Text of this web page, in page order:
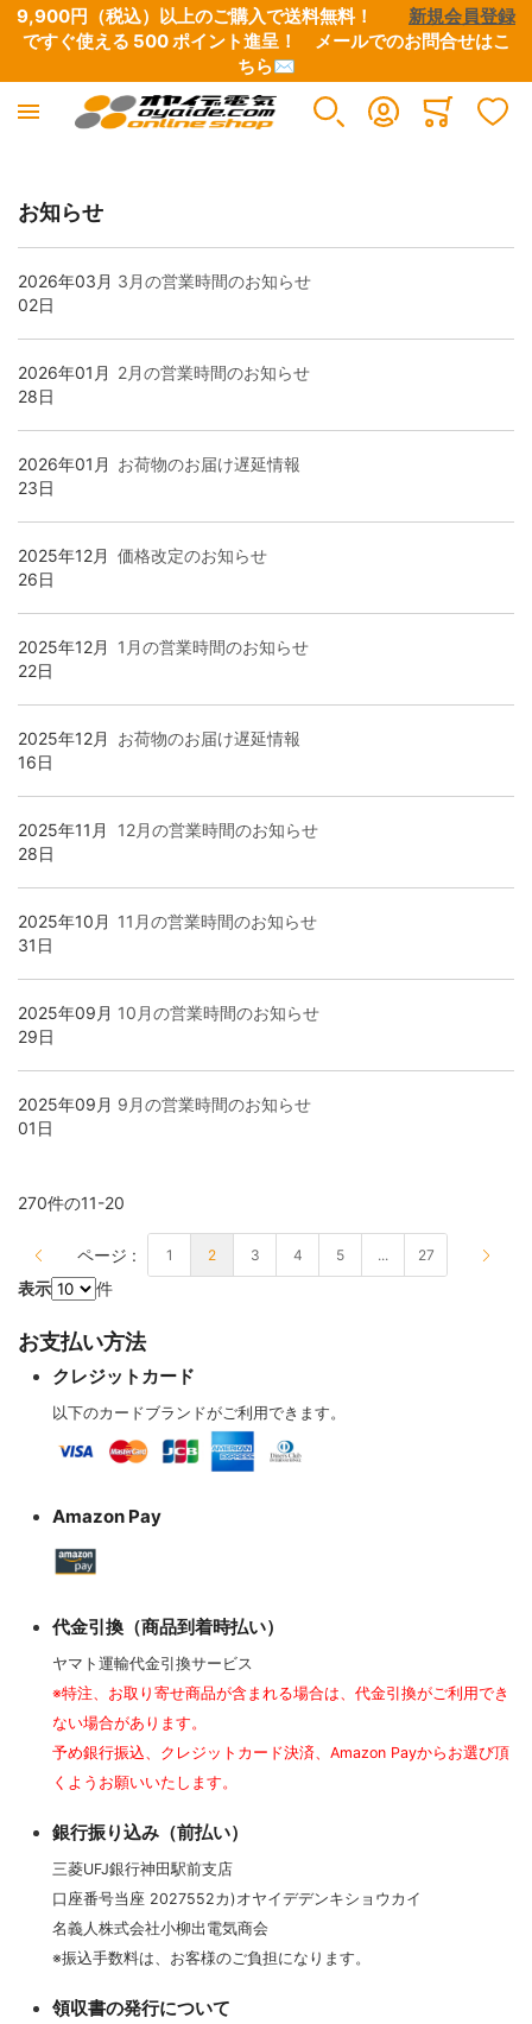
9,900円（税込）以上のご購入で送料無料！ 新規会員登録
ですぐ使える 500 ポイント進呈！ メールでのお問合せはこ
ちら✉
産業電線
電気・電子用 単芯電線
UL/CSA規格電線
キャブタイヤ・丸形・平行形ケーブル
シールド・ロボットケーブル
高周波同軸ケーブル・コネクター
消防・通信計装・電話・USB・ネットワークLAN
屋内配線・電力ケーブル
マグネットワイヤー
プラグ付きケーブル
その他特殊電線
電設資材
チューブ・スリーブ
テープ
シート・紐
スイッチ・電気設備
EMC・ノイズ対策製品
プラスチックボビン
ケミカル製品
電設資材 特価処分品
工具
ワイヤーストリッパー
ハサミ・ニッパー
ホットボンド・グルーガン
ヒートガン･シュリンク関連
テスター・その他工具
オヤイデ電気 直営店限定
店舗オリジナル電源タップ
店舗オリジナル電源ケーブル
店舗オリジナル配線材
自作セット商品
楽器用ケーブル・その他商品
アウトレット/特別商品
B級品・特価品
マグネットワイヤー余剰品
オーディオ / 映像
インターコネクトケーブル
スピーカーケーブル
映像ケーブル
グランドボックス（仮想アース装置）
アナログ･レコードアクセサリー
インシュレーター・スパイク・スタビライザー
シート・テープ
クリーナー・メンテナンス
はんだ・工具
イヤホン/ヘッドホン
自作用各種プラグ・コネクター
自作用切り売りケーブル・チューブ
アクセサリー
オヤイデ店舗限定オリジナルリケーブル
SONG'S-AUDIO
楽器 / レコーディング / DJ
電源・DCケーブル
電源ケーブル切り売り
DJ用ケーブル
DTM・レコーディング向け
インターコネクトケーブル(RCA)
インターコネクトケーブル(XLR)
インターコネクトケーブル（1/4インチフォーン）
デジタル＆クロックケーブル
はんだ
OYAIDE 製品
電源ケーブル切り売り
電源タップ（シャーシ、電源用アクセサリー）
壁コンセント/コンセントプレート
スピーカーケーブル
スピーカーケーブル切り売り
インターコネクトケーブル（RCA）
インターコネクトケーブル（XLR）
インターコネクトケーブル切り売り
アナログフォノケーブル
アナログアクセサリー
オーディオ機器配線
ヘッドホン・イヤホンリケーブル切り売り
ポータブルオーディオ用プラグ
オーディオ用プラグ（RCA/XLR/BNC/F）
スピーカー用プラグ（バナナ/Yラグ/ファストン)
インシュレータースパイク
NEO BY OYAIDE
楽器向けケーブル
DJ用ケーブル
インターコネクトケーブル（RCA）
インターコネクトケーブル（XLR）
インターコネクトケーブル（1/4インチフォーン）
切り売りケーブル
各種コネクター
ケーブルアクセサリー
お知らせ
2026年03月
02日
3月の営業時間のお知らせ
2026年01月
28日
2月の営業時間のお知らせ
2026年01月
23日
お荷物のお届け遅延情報
2025年12月
26日
価格改定のお知らせ
2025年12月
22日
1月の営業時間のお知らせ
2025年12月
16日
お荷物のお届け遅延情報
2025年11月
28日
12月の営業時間のお知らせ
2025年10月
31日
11月の営業時間のお知らせ
2025年09月
29日
10月の営業時間のお知らせ
2025年09月
01日
9月の営業時間のお知らせ
270件の11-20
ページ : 1 ページを読んでいます
2 3 4 5 ... 27
表示 件
お支払い方法
クレジットカード
以下のカードブランドがご利用できます。
Amazon Pay
代金引換（商品到着時払い）
ヤマト運輸代金引換サービス
※特注、お取り寄せ商品が含まれる場合は、代金引換がご利用でき
ない場合があります。
予め銀行振込、クレジットカード決済、Amazon Payからお選び頂
くようお願いいたします。
銀行振り込み（前払い）
三菱UFJ銀行神田駅前支店
口座番号当座 2027552カ)オヤイデデンキショウカイ
名義人株式会社小柳出電気商会
※振込手数料は、お客様のご負担になります。
領収書の発行について